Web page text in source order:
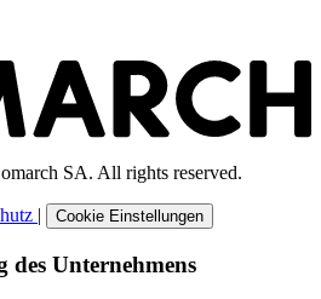
SA. All rights reserved.
| Cookie Einstellungen
des Unternehmens